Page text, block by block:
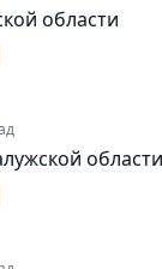
области
области